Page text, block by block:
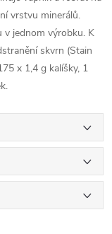
vrstvu minerálů.
v jednom výrobku. K
skvrn (Stain
x 1,4 g kalíšky, 1